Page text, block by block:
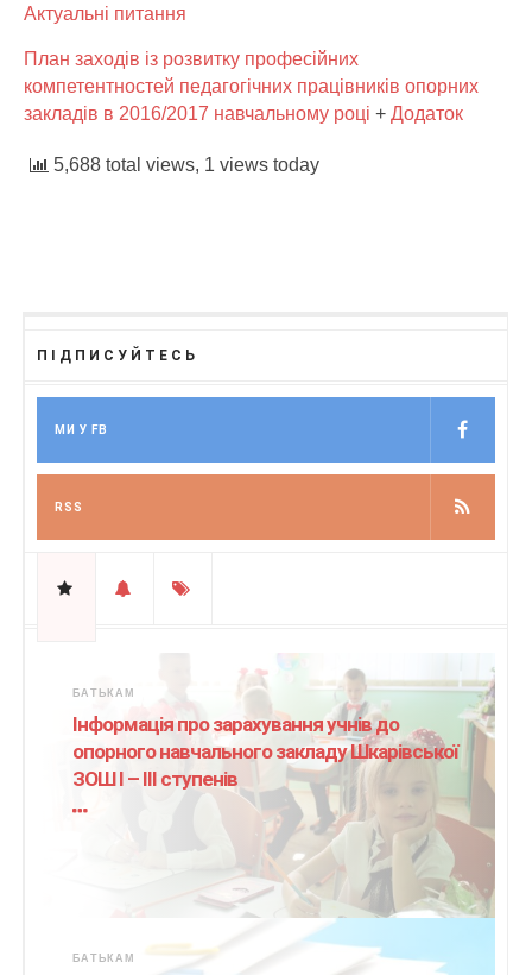
Актуальні питання
План заходів із розвитку професійних
компетентностей педагогічних працівників опорних
закладів в 2016/2017 навчальному році + Додаток
5,688 total views, 1 views today
ПІДПИСУЙТЕСЬ
МИ У FB
RSS
БАТЬКАМ
Інформація про зарахування учнів до
опорного навчального закладу Шкарівської
ЗОШ І – ІІІ ступенів
БАТЬКАМ